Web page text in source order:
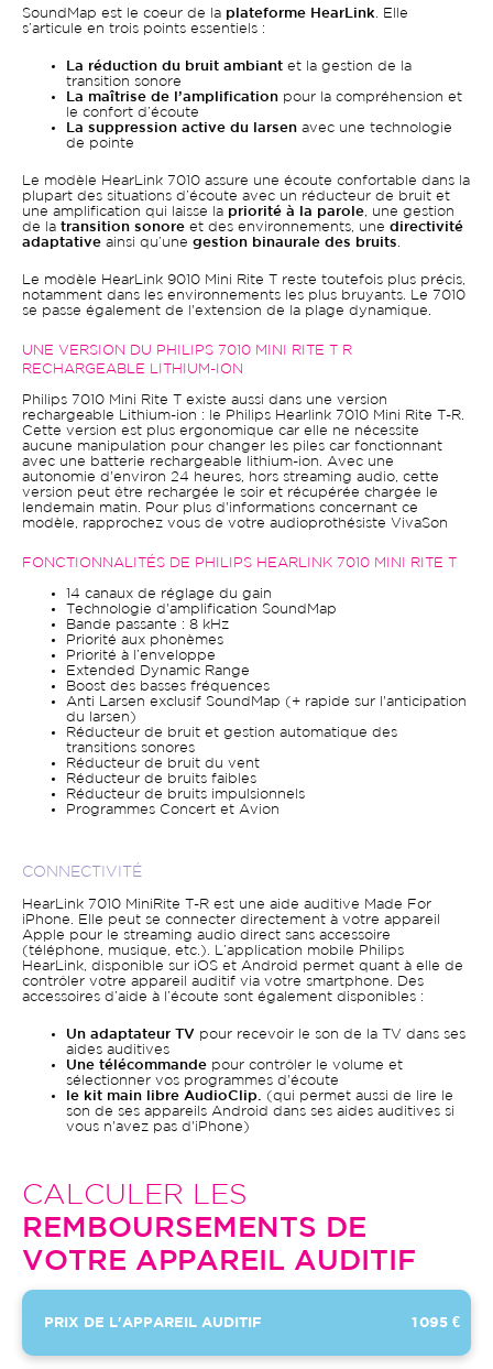
SoundMap est le coeur de la plateforme HearLink . Elle
s’articule en trois points essentiels :
La réduction du bruit ambiant et la gestion de la
transition sonore
La maîtrise de l’amplification pour la compréhension et
le confort d’écoute
La suppression active du larsen avec une technologie
de pointe
Le modèle HearLink 7010 assure une écoute confortable dans la
plupart des situations d’écoute avec un réducteur de bruit et
une amplification qui laisse la priorité à la parole , une gestion
de la transition sonore et des environnements, une directivité
adaptative ainsi qu’une gestion binaurale des bruits
Le modèle HearLink 9010 Mini Rite T reste toutefois plus précis,
notamment dans les environnements les plus bruyants. Le 7010
se passe également de l'extension de la plage dynamique.
UNE VERSION DU PHILIPS 7010 MINI RITE T R
RECHARGEABLE LITHIUM-ION
Philips 7010 Mini Rite T existe aussi dans une version
rechargeable Lithium-ion : le Philips Hearlink 7010 Mini Rite T-R.
Cette version est plus ergonomique car elle ne nécessite
aucune manipulation pour changer les piles car fonctionnant
avec une batterie rechargeable lithium-ion. Avec une
autonomie d'environ 24 heures, hors streaming audio, cette
version peut être rechargée le soir et récupérée chargée le
lendemain matin. Pour plus d'informations concernant ce
modèle, rapprochez vous de votre audioprothésiste VivaSon
FONCTIONNALITÉS DE PHILIPS HEARLINK 7010 MINI RITE T
14 canaux de réglage du gain
Technologie d'amplification SoundMap
Bande passante : 8 kHz
Priorité aux phonèmes
Priorité à l’enveloppe
Extended Dynamic Range
Boost des basses fréquences
Anti Larsen exclusif SoundMap (+ rapide sur l'anticipation
du larsen)
Réducteur de bruit et gestion automatique des
transitions sonores
Réducteur de bruit du vent
Réducteur de bruits faibles
Réducteur de bruits impulsionnels
Programmes Concert et Avion
CONNECTIVITÉ
HearLink 7010 MiniRite T-R est une aide auditive Made For
iPhone. Elle peut se connecter directement à votre appareil
Apple pour le streaming audio direct sans accessoire
(téléphone, musique, etc.). L’application mobile Philips
HearLink, disponible sur iOS et Android permet quant à elle de
contrôler votre appareil auditif via votre smartphone. Des
accessoires d’aide à l’écoute sont également disponibles :
Un adaptateur TV pour recevoir le son de la TV dans ses
aides auditives
Une télécommande pour contrôler le volume et
sélectionner vos programmes d'écoute
le kit main libre AudioClip.
(qui permet aussi de lire le
son de ses appareils Android dans ses aides auditives si
vous n'avez pas d'iPhone)
CALCULER LES
REMBOURSEMENTS DE
VOTRE APPAREIL AUDITIF
PRIX DE L'APPAREIL AUDITIF 1 095 €